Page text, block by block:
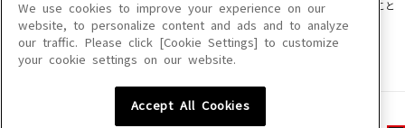
を問わず、著作権法の定める範囲を超えて無断で複製、転載、ファイル化などすること
を禁じます。
楽曲及びコンテンツは、機種によりご利用いただけない場合があります。
楽曲及びコンテンツの配信日、配信内容が変更になる場合があります。
We use cookies to improve your experience on our
website, to personalize content and ads and to analyze
our traffic. Please click [Cookie Settings] to customize
your cookie settings on our website.
Accept All Cookies